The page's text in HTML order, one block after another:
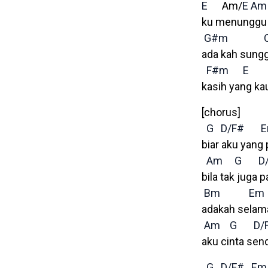
E Am/E Am
ku
G#m
ada kah
F#m
E
kasih yang
[chorus]
G
D/F#
biar aku yang
Am
G
bila tak juga
Bm
Em
adakah
Am
G
D/
aku cinta